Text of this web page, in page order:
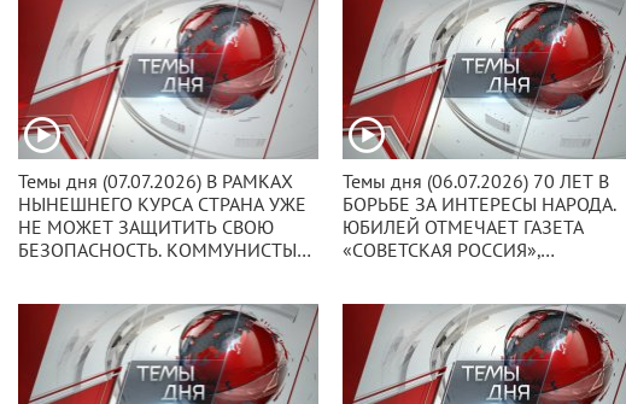
ЧАКОМ.
Темы дня (07.07.2026) В РАМКАХ
НЫНЕШНЕГО КУРСА СТРАНА УЖЕ
НЕ МОЖЕТ ЗАЩИТИТЬ СВОЮ
БЕЗОПАСНОСТЬ. КОММУНИСТЫ
ОППОЗИЦИЕЙ.
Темы дня (06.07.2026) 70 ЛЕТ В
БОРЬБЕ ЗА ИНТЕРЕСЫ НАРОДА.
ЮБИЛЕЙ ОТМЕЧАЕТ ГАЗЕТА
«СОВЕТСКАЯ РОССИЯ»,
ПОСЛЕ РАЗВАЛА СССР.